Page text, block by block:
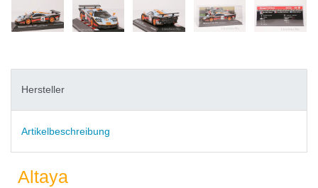
Hersteller
Artikelbeschreibung
Altaya